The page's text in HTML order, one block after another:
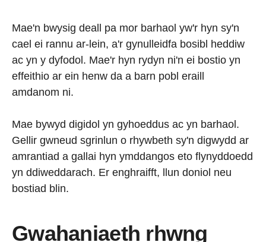
Mae'n bwysig deall pa mor barhaol yw'r hyn sy'n
cael ei rannu ar-lein, a'r gynulleidfa bosibl heddiw
ac yn y dyfodol. Mae'r hyn rydyn ni'n ei bostio yn
effeithio ar ein henw da a barn pobl eraill
amdanom ni.
Mae bywyd digidol yn gyhoeddus ac yn barhaol.
Gellir gwneud sgrinlun o rhywbeth sy'n digwydd ar
amrantiad a gallai hyn ymddangos eto flynyddoedd
yn ddiweddarach. Er enghraifft, llun doniol neu
bostiad blin.
Gwahaniaeth rhwng